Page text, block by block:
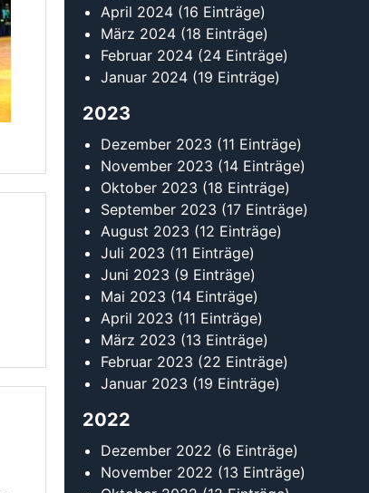
Juni 2023(9 Einträge)
Mai 2023(14 Einträge)
April 2023(11 Einträge)
März 2023(13 Einträge)
Januar 2023
2022
Dezember 2022(6 Einträge)
November 2022(13 Einträge)
Oktober 2022(12 Einträge)
September 2022(18 Einträge)
August 2022 (15 Einträge)
Juli 2022 (15 Einträge)
Juni 2022(11 Einträge)
Mai 2022(18 Einträge)
April 2022(15 Einträge)
März 2022(15 Einträge)
Januar 2022
2021